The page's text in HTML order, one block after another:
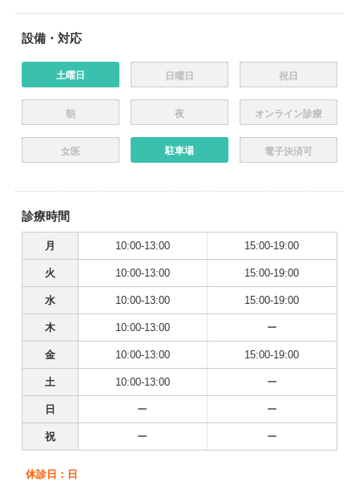
設備・対応
土曜日 日曜日 祝日
朝 夜 オンライン診療
女医 駐車場 電子決済可
診療時間
月 10:00-13:00 15:00-19:00
火 10:00-13:00 15:00-19:00
水 10:00-13:00 15:00-19:00
木 10:00-13:00 ー
金 10:00-13:00 15:00-19:00
土 10:00-13:00 ー
日 ー ー
祝 ー ー
休診日：日